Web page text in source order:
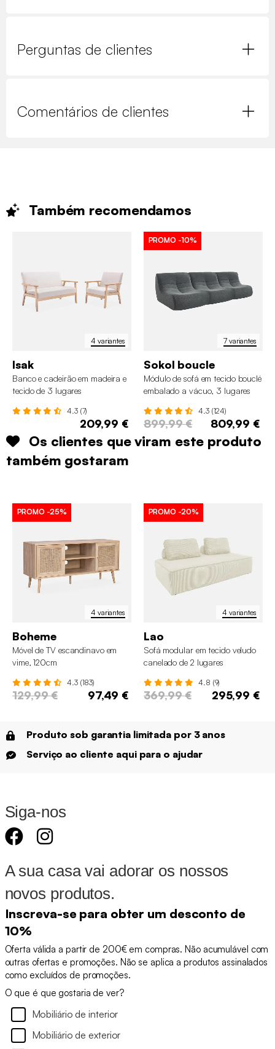
Perguntas de clientes
Comentários de clientes
Também recomendamos
4 variantes
Isak
Banco e cadeirão em madeira e
tecido de 3 lugares
4.3 (7)
209,99 €
7 variantes
PROMO -10%
Sokol boucle
Módulo de sofá em tecido bouclé
embalado a vácuo, 3 lugares
4.3 (124)
899,99 € 809,99 €
Os clientes que viram este produto
também gostaram
4 variantes
PROMO -25%
Boheme
Móvel de TV escandinavo em
vime, 120cm
4.3 (183)
129,99 € 97,49 €
4 variantes
PROMO -20%
Lao
Sofá modular em tecido veludo
canelado de 2 lugares
4.8 (9)
369,99 € 295,99 €
Produto sob garantia limitada por 3 anos
Serviço ao cliente aqui para o ajudar
Siga-nos
A sua casa vai adorar os nossos
novos produtos.
Inscreva-se para obter um desconto de
10%
Oferta válida a partir de 200€ em compras. Não acumulável com
outras ofertas e promoções. Não se aplica a produtos assinalados
como excluídos de promoções.
O que é que gostaria de ver?
Mobiliário de interior
Mobiliário de exterior